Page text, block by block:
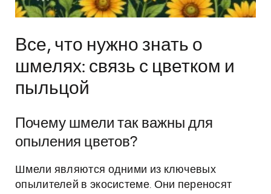
Все, что нужно знать о
шмелях: связь с цветком и
пыльцой
Почему шмели так важны для
опыления цветов?
Шмели являются одними из ключевых
опылителей в экосистеме. Они переносят